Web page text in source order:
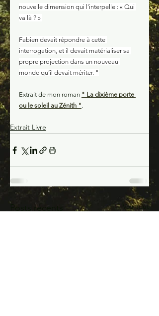
nouvelle dimension qui l’interpelle : « Qui
va là ? »
Fabien devait répondre à cette
interrogation, et il devait matérialiser sa
propre projection dans un nouveau
monde qu’il devait mériter. "
Extrait de mon roman " La dixième porte
ou le soleil au Zénith ".
Extrait Livre
Posts récents Voir tout